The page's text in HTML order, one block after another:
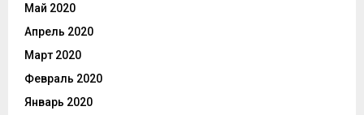
Май 2020
Апрель 2020
Март 2020
Февраль 2020
Январь 2020